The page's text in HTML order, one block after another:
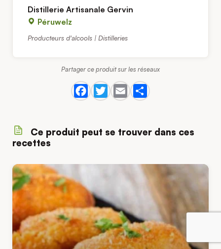
Distillerie Artisanale Gervin
Péruwelz
Producteurs d'alcools | Distilleries
Partager ce produit sur les réseaux
Ce produit peut se trouver dans ces
recettes